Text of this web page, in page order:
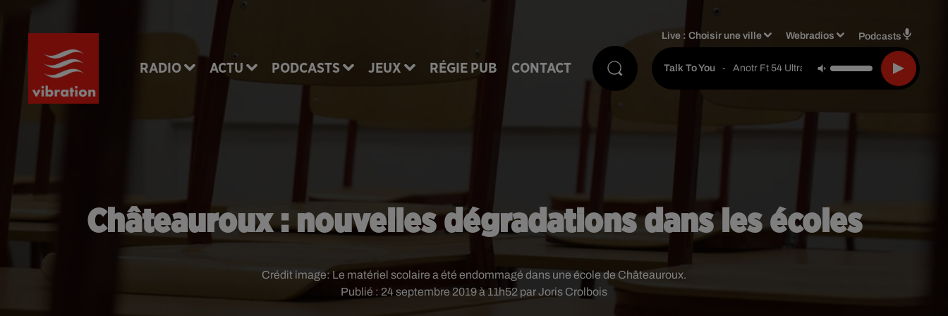
RADIO ACTU PODCASTS JEUX RÉGIE PUB CONTACT
Live :Choisir une ville Webradios Podcasts
Talk To You - Anotr Ft 54 Ultra
Châteauroux : nouvelles dégradations dans les écoles
Publié : 24 septembre 2019 à 11h52 par Joris Crolbois
Crédit image: Le matériel scolaire a été endommagé dans une école de Châteauroux.